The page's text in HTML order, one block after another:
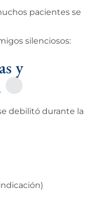
pacientes se
silenciosos:
y
debilitó durante la